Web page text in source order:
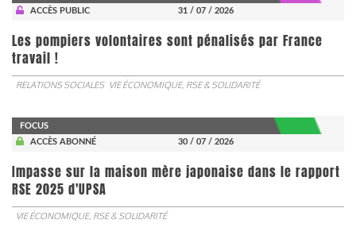
ACCÈS PUBLIC
31 / 07 / 2026
Les pompiers volontaires sont pénalisés par France
travail !
RELATIONS SOCIALES VIE ÉCONOMIQUE, RSE & SOLIDARITÉ
FOCUS
ACCÈS ABONNÉ
30 / 07 / 2026
Impasse sur la maison mère japonaise dans le rapport
RSE 2025 d'UPSA
VIE ÉCONOMIQUE, RSE & SOLIDARITÉ